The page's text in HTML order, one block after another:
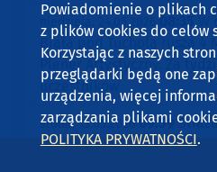
niedziela, 24.05.2026 08:35 W
Biała pod Tucholą rusza 4
Plener Artystyczny. Za
uczestników
środa, 13.05.2026 09:59
który przyjechał na akcję
Powiadomienie o plikach
z plików cookies do celów
Korzystając z naszych
przeglądarki będą one
urządzenia, więcej
zarządzania plikami
POLITYKA PRYWATNOŚCI.